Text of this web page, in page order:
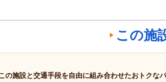
この施
の施設と交通手段を自由に組み合わせたおトクな